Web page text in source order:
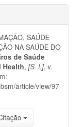
SAÚDE
NA SAÚDE DO
de Saúde
Health, [S. l.], v.
article/view/97